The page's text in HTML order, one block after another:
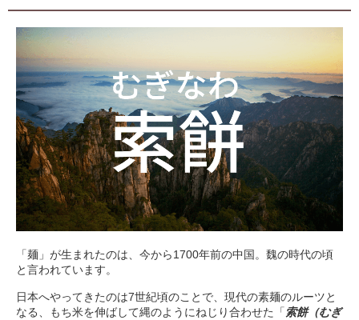
「麺」が生まれたのは、今から1700年前の中国。魏の時代の頃
と言われています。
日本へやってきたのは7世紀頃のことで、現代の素麺のルーツと
なる、もち米を伸ばして縄のようにねじり合わせた「索餅（むぎ